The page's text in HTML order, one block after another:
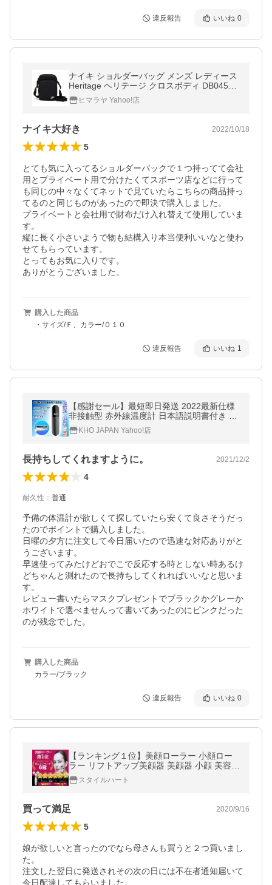
違反報告 いいね 0
ナイキ ショルダーバッグ メンズ レディース
Heritage ヘリテージ クロスボディ DB0456-
010 NIKE サコッシュ ブラック 黒
ヒマラヤ Yahoo!店
ナイキ大好き 2022/10/18
5
とても気に入ってるショルダーバックで１つ持ってて会社
用とプライベート用で分けたくてスポーツ店などに行って
も同じの中々なくてネットで見ていたらこちらの商品持っ
てるのと同じものがあったので即決で購入しました。
プライベートと会社用で財布だけ入れ替えて使用していま
す。
縦に長く小さいようで物も結構入り本当便利いいなと使わ
せてもらっています。
とってもお気に入りです。
ありがとうございました。
購入した商品
・サイズ/Ｆ、カラー/０１０
違反報告 いいね 1
【感謝セール】最短即日発送 2022最新仕様
非接触型 赤外線温度計 日本語説明書付き 電
子温度計 温度計 高精度 送料無料 KHO JAPA
N KHO JAPAN Yahoo!店
長持ちしてくれますように。 2021/12/2
4
耐久性 ： 普通
予備の体温計が欲しくて探していたら安くて良さそうだっ
たのでポイントで購入しました。
日曜の夕方に注文して今日届いたので迅速な対応ありがと
うございます。
早速使ってみたけどおでこで反応する時としない時あるけ
どちゃんと測れたので長持ちしてくれればいいなと思いま
す。
レビュー書いたらマスクプレゼントでブラックかグレーか
ホワイトで選べませんって書いてあったのにピンクだった
のが残念でした。
購入した商品
カラー/ブラック
違反報告 いいね 0
【ランキング１位】美顔ローラー 小顔ロー
ラー リフトアップ美顔器 美顔器 小顔 美容ロ
ーラー フェイスローラー マイクロカレント
美容 ほうれい線 たるみ しわ
スタイルハート
買って満足 2020/9/16
5
娘が欲しいと言ったのでなら母さんも買うと２つ買いまし
た。
注文した翌日に発送されその次の日には不在者通知届いて
今日配達してもらいました。